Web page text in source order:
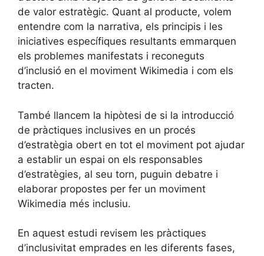
de valor estratègic. Quant al producte, volem
entendre com la narrativa, els principis i les
iniciatives específiques resultants emmarquen
els problemes manifestats i reconeguts
d’inclusió en el moviment Wikimedia i com els
tracten.
També llancem la hipòtesi de si la introducció
de pràctiques inclusives en un procés
d’estratègia obert en tot el moviment pot ajudar
a establir un espai on els responsables
d’estratègies, al seu torn, puguin debatre i
elaborar propostes per fer un moviment
Wikimedia més inclusiu.
En aquest estudi revisem les pràctiques
d’inclusivitat emprades en les diferents fases,